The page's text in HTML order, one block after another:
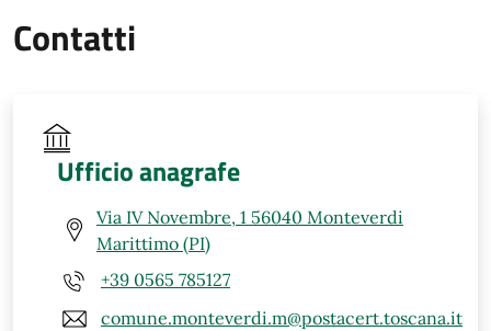
Contatti
Ufficio anagrafe
Via IV Novembre, 1 56040 Monteverdi
Marittimo (PI)
+39 0565 785127
comune.monteverdi.m@postacert.toscana.it